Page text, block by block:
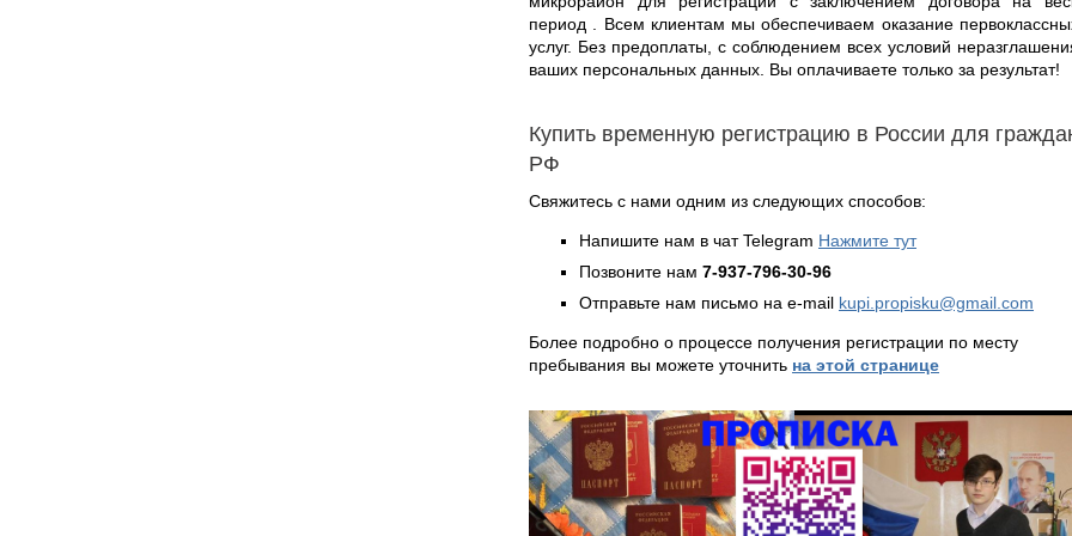
период . Всем клиентам мы обеспечиваем оказание
услуг. Без предоплаты, с соблюдением всех условий
ваших персональных данных. Вы оплачиваете только за результат!
Купить временную регистрацию в России для
РФ
Свяжитесь с нами одним из следующих способов:
Напишите нам в чат Telegram Нажмите тут
Позвоните нам 7-937-796-30-96
Отправьте нам письмо на e-mail kupi.propisku@gmail.com
Более подробно о процессе получения регистрации по месту
пребывания вы можете уточнить на этой странице